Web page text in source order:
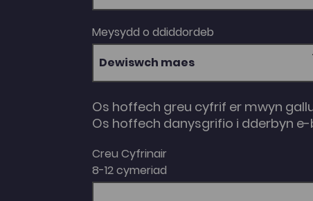
Meysydd o ddiddordeb
Dewiswch maes
Os hoffech greu cyfrif er mwyn
Os hoffech danysgrifio i dderbyn
Creu Cyfrinair
8-12 cymeriad